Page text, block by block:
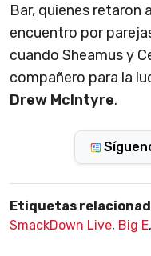
Bar, quienes retaron
encuentro por
cuando Sheamus y
compañero para la
Drew McIntyre.
Etiquetas
SmackDown Live, Big E,